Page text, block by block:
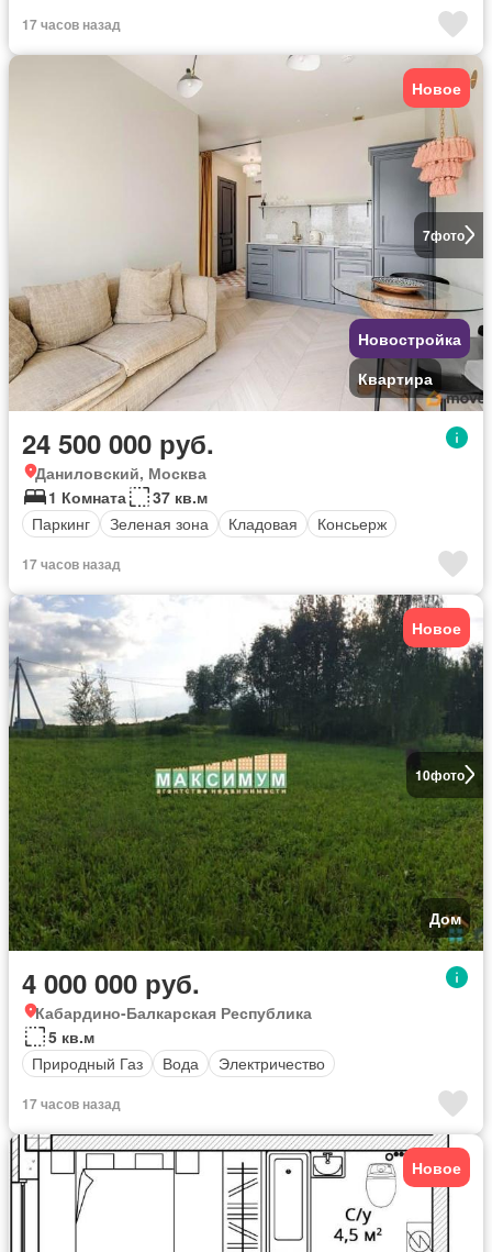
17 часов назад
7фото
Новое
Новостройка
Квартира
24 500 000 руб.
Даниловский, Москва
1 Комната
37 кв.м
Паркинг
Зеленая зона Кладовая Консьерж
17 часов назад
10фото
Новое
Дом
4 000 000 руб.
Кабардино-Балкарская Республика
5 кв.м
Природный Газ
Вода Электричество
17 часов назад
Новое